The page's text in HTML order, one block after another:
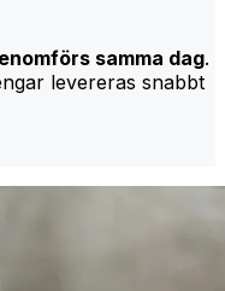
samma dag.
levereras snabbt